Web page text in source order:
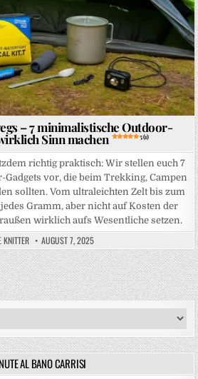
– 7 minimalistische Outdoor-
Sinn machen 5 (1)
richtig praktisch: Wir stellen euch 7
vor, die beim Trekking, Campen
sollten. Vom ultraleichten Zelt bis zum
Gramm, aber nicht auf Kosten der
wirklich aufs Wesentliche setzen.
KNITTER AUGUST 7, 2025
AL BANO CARRISI